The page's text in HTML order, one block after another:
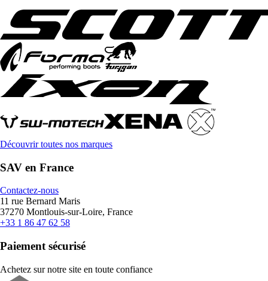
Découvrir toutes nos marques
SAV en France
Contactez-nous
11 rue Bernard Maris
37270 Montlouis-sur-Loire, France
+33 1 86 47 62 58
Paiement sécurisé
Achetez sur notre site en toute confiance